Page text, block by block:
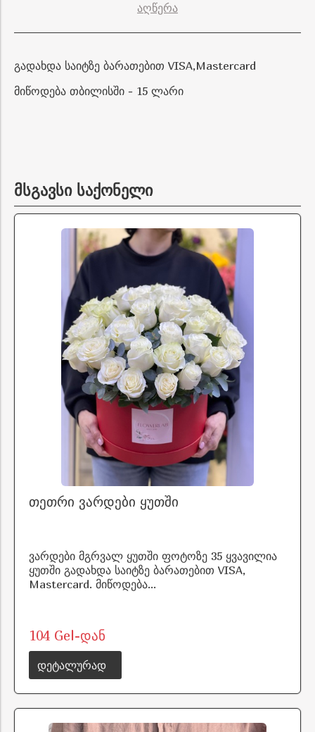
აღწერა
გადახდა საიტზე ბარათებით VISA,Mastercard
მიწოდება თბილისში - 15 ლარი
მსგავსი საქონელი
თეთრი ვარდები ყუთში
ვარდები მგრვალ ყუთში ფოტოზე 35 ყვავილია
ყუთში გადახდა საიტზე ბარათებით VISA,
Mastercard. მიწოდება...
104 Gel-დან
დეტალურად